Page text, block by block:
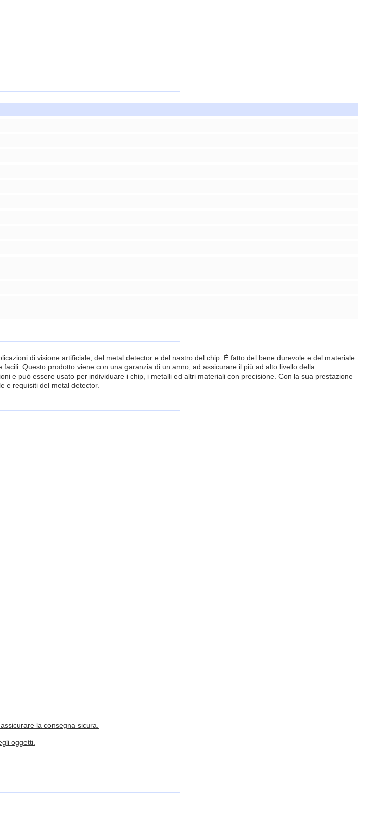
di visione artificiale, del metal detector e del nastro del chip. È fatto del bene durevole e del materiale
Questo prodotto viene con una garanzia di un anno, ad assicurare il più ad alto livello della
e può essere usato per individuare i chip, i metalli ed altri materiali con precisione. Con la sua prestazione
e requisiti del metal detector.
la consegna sicura.
oggetti.